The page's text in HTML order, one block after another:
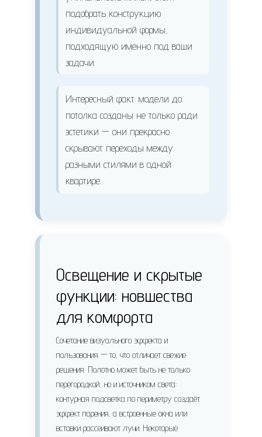
подобрать конструкцию
индивидуальной формы,
подходящую именно под ваши
задачи.
Интересный факт: модели до
потолка созданы не только ради
эстетики — они прекрасно
скрывают переходы между
разными стилями в одной
квартире.
Освещение и скрытые
функции: новшества
для комфорта
Сочетание визуального эффекта и
пользования — то, что отличает свежие
решения. Полотно может быть не только
перегородкой, но и источником света:
контурная подсветка по периметру создаёт
эффект парения, а встроенные окна или
вставки рассеивают лучи. Некоторые